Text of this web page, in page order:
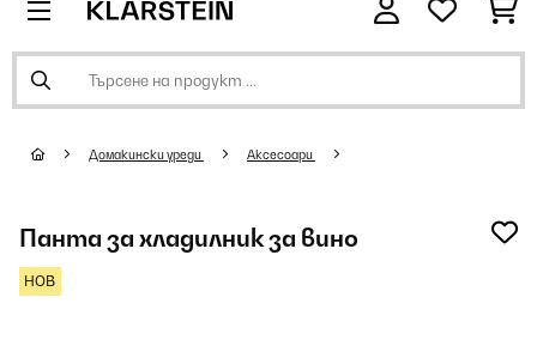
Домакински уреди Аксесоари
Панта за хладилник за вино
НОВ